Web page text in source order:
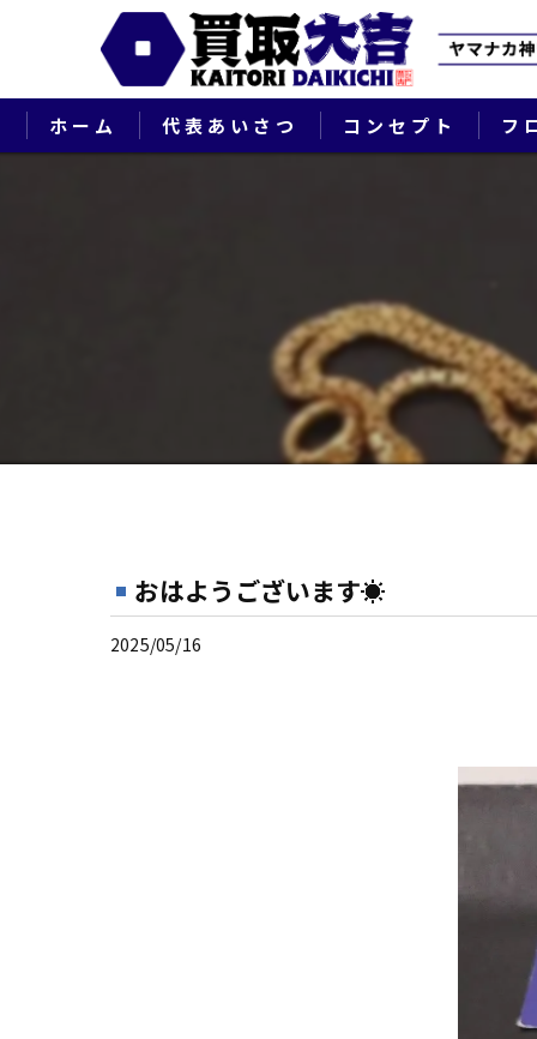
ホーム 代表あいさつ コンセプト フ
おはようございます☀
2025/05/16